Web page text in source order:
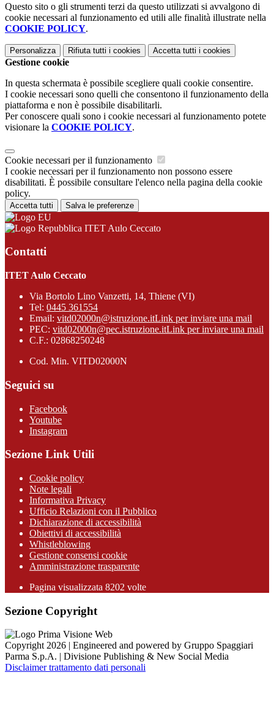
Questo sito o gli strumenti terzi da questo utilizzati si avvalgono di
cookie necessari al funzionamento ed utili alle finalità illustrate nella
COOKIE POLICY.
Personalizza Rifiuta tutti i cookies Accetta tutti i cookies
Gestione cookie
In questa schermata è possibile scegliere quali cookie consentire.
I cookie necessari sono quelli che consentono il funzionamento della
piattaforma e non è possibile disabilitarli.
Per conoscere quali sono i cookie necessari al funzionamento potete
visionare la COOKIE POLICY.
Cookie necessari per il funzionamento
I cookie necessari per il funzionamento non possono essere
disabilitati. È possibile consultare l'elenco nella pagina della cookie
policy.
Accetta tutti Salva le preferenze
ITET Aulo Ceccato
Contatti
ITET Aulo Ceccato
Via Bortolo Lino Vanzetti, 14, Thiene (VI)
Tel: 0445 361554
Email: vitd02000n@istruzione.itLink per inviare una mail
PEC: vitd02000n@pec.istruzione.itLink per inviare una mail
C.F.: 02868250248
Cod. Min. VITD02000N
Seguici su
Facebook
Youtube
Instagram
Sezione Link Utili
Cookie policy
Note legali
Informativa Privacy
Ufficio Relazioni con il Pubblico
Dichiarazione di accessibilità
Obiettivi di accessibilità
Whistleblowing
Gestione consensi cookie
Amministrazione trasparente
Pagina visualizzata 8202 volte
Sezione Copyright
Copyright 2026 | Engineered and powered by Gruppo Spaggiari
Parma S.p.A. | Divisione Publishing & New Social Media
Disclaimer trattamento dati personali